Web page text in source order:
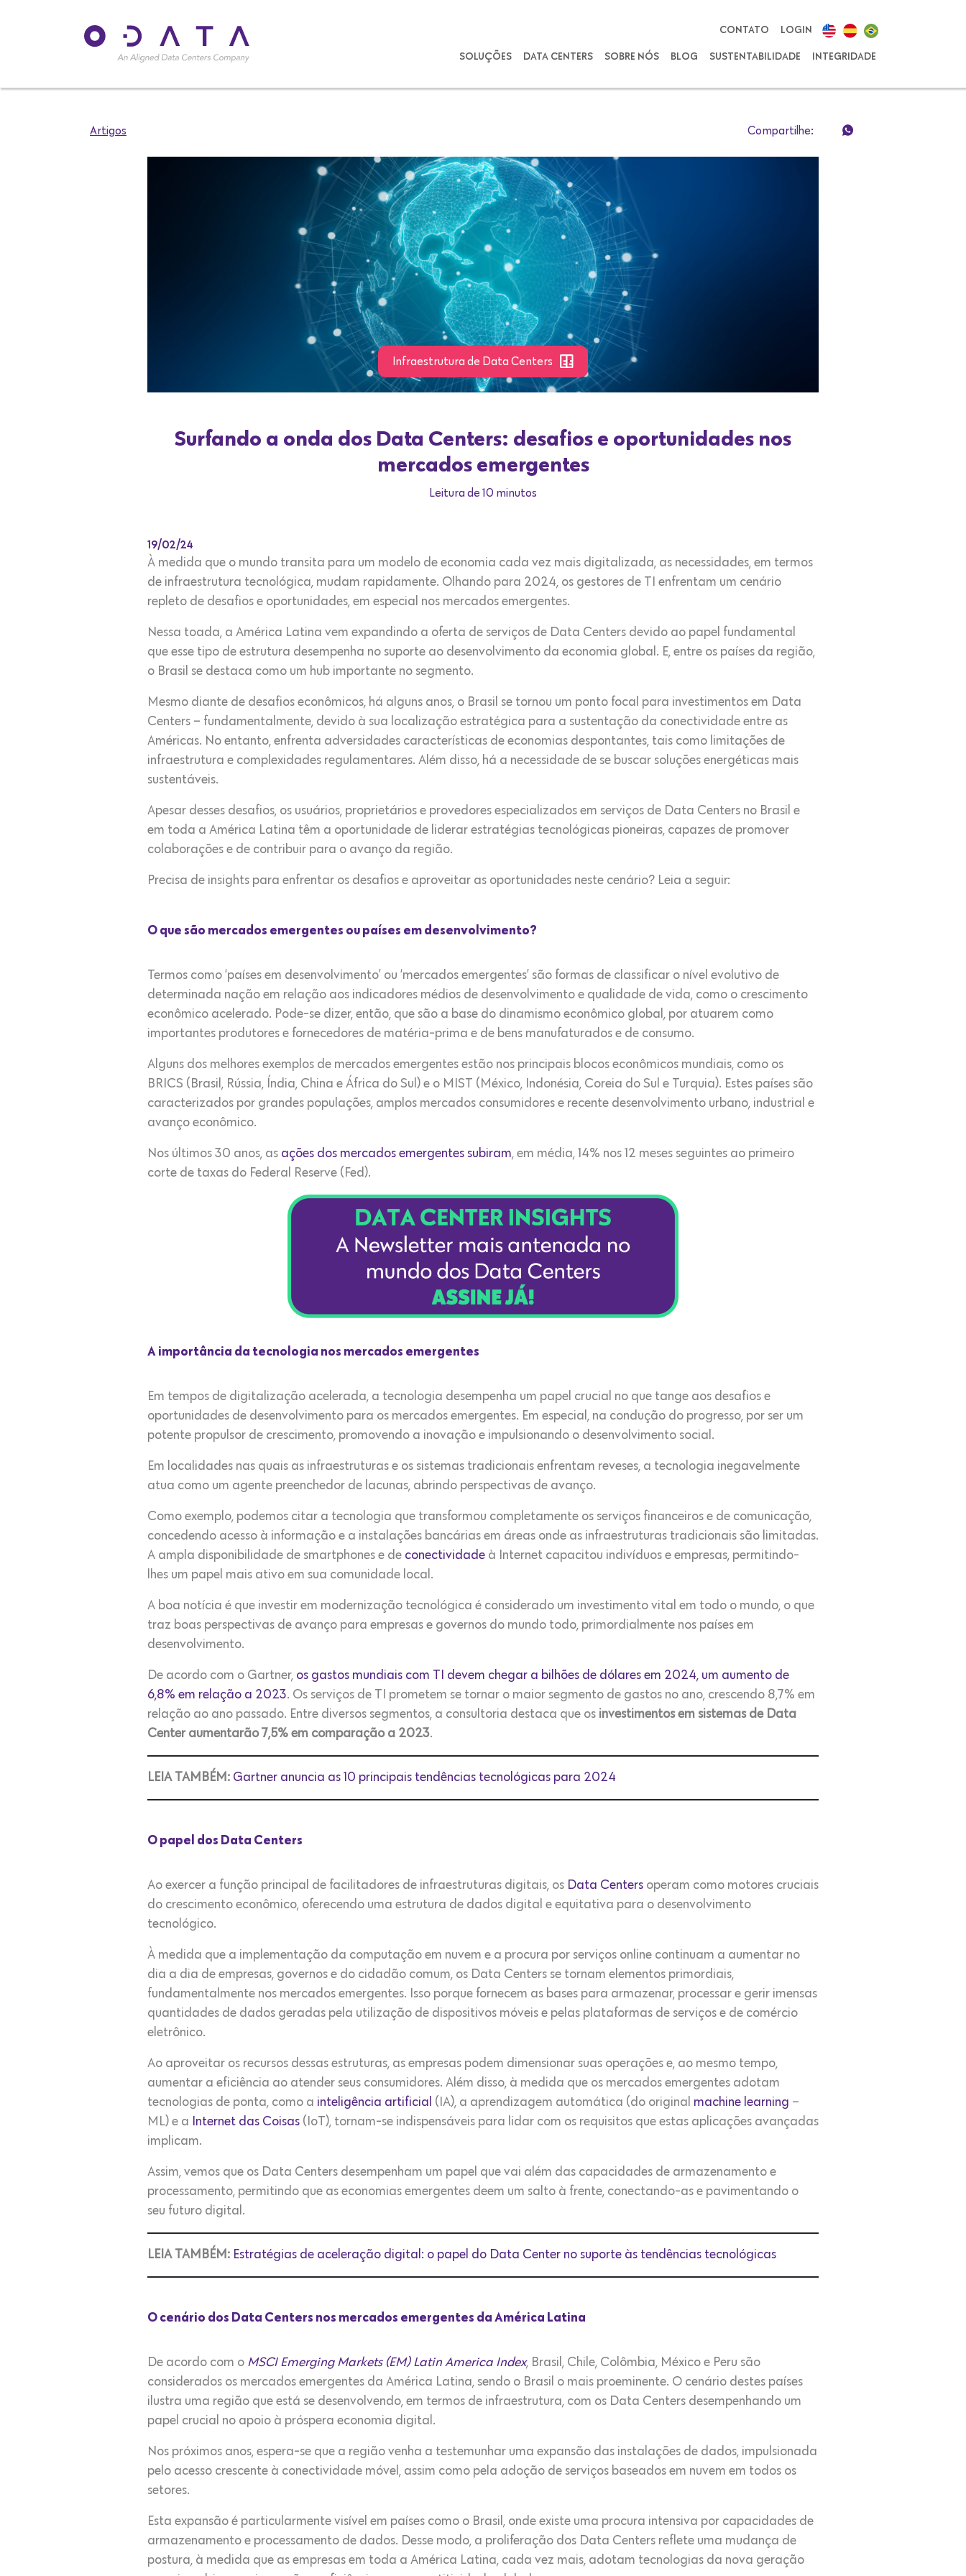
CONTATO LOGIN
SOLUÇÕES DATA CENTERS SOBRE NÓS BLOG SUSTENTABILIDADE INTEGRIDADE
Artigos Compartilhe:
Infraestrutura de Data Centers
Surfando a onda dos Data Centers: desafios e oportunidades nos
mercados emergentes
Leitura de 10 minutos
19/02/24
À medida que o mundo transita para um modelo de economia cada vez mais digitalizada, as necessidades, em termos
de infraestrutura tecnológica, mudam rapidamente. Olhando para 2024, os gestores de TI enfrentam um cenário
repleto de desafios e oportunidades, em especial nos mercados emergentes.
Nessa toada, a América Latina vem expandindo a oferta de serviços de Data Centers devido ao papel fundamental
que esse tipo de estrutura desempenha no suporte ao desenvolvimento da economia global. E, entre os países da região,
o Brasil se destaca como um hub importante no segmento.
Mesmo diante de desafios econômicos, há alguns anos, o Brasil se tornou um ponto focal para investimentos em Data
Centers – fundamentalmente, devido à sua localização estratégica para a sustentação da conectividade entre as
Américas. No entanto, enfrenta adversidades características de economias despontantes, tais como limitações de
infraestrutura e complexidades regulamentares. Além disso, há a necessidade de se buscar soluções energéticas mais
sustentáveis.
Apesar desses desafios, os usuários, proprietários e provedores especializados em serviços de Data Centers no Brasil e
em toda a América Latina têm a oportunidade de liderar estratégias tecnológicas pioneiras, capazes de promover
colaborações e de contribuir para o avanço da região.
Precisa de insights para enfrentar os desafios e aproveitar as oportunidades neste cenário? Leia a seguir:
O que são mercados emergentes ou países em desenvolvimento?
Termos como ‘países em desenvolvimento’ ou ‘mercados emergentes’ são formas de classificar o nível evolutivo de
determinada nação em relação aos indicadores médios de desenvolvimento e qualidade de vida, como o crescimento
econômico acelerado. Pode-se dizer, então, que são a base do dinamismo econômico global, por atuarem como
importantes produtores e fornecedores de matéria-prima e de bens manufaturados e de consumo.
Alguns dos melhores exemplos de mercados emergentes estão nos principais blocos econômicos mundiais, como os
BRICS (Brasil, Rússia, Índia, China e África do Sul) e o MIST (México, Indonésia, Coreia do Sul e Turquia). Estes países são
caracterizados por grandes populações, amplos mercados consumidores e recente desenvolvimento urbano, industrial e
avanço econômico.
Nos últimos 30 anos, as ações dos mercados emergentes subiram, em média, 14% nos 12 meses seguintes ao primeiro
corte de taxas do Federal Reserve (Fed).
A importância da tecnologia nos mercados emergentes
Em tempos de digitalização acelerada, a tecnologia desempenha um papel crucial no que tange aos desafios e
oportunidades de desenvolvimento para os mercados emergentes. Em especial, na condução do progresso, por ser um
potente propulsor de crescimento, promovendo a inovação e impulsionando o desenvolvimento social.
Em localidades nas quais as infraestruturas e os sistemas tradicionais enfrentam reveses, a tecnologia inegavelmente
atua como um agente preenchedor de lacunas, abrindo perspectivas de avanço.
Como exemplo, podemos citar a tecnologia que transformou completamente os serviços financeiros e de comunicação,
concedendo acesso à informação e a instalações bancárias em áreas onde as infraestruturas tradicionais são limitadas.
A ampla disponibilidade de smartphones e de conectividade à Internet capacitou indivíduos e empresas, permitindo-
lhes um papel mais ativo em sua comunidade local.
A boa notícia é que investir em modernização tecnológica é considerado um investimento vital em todo o mundo, o que
traz boas perspectivas de avanço para empresas e governos do mundo todo, primordialmente nos países em
desenvolvimento.
De acordo com o Gartner, os gastos mundiais com TI devem chegar a bilhões de dólares em 2024, um aumento de
6,8% em relação a 2023. Os serviços de TI prometem se tornar o maior segmento de gastos no ano, crescendo 8,7% em
relação ao ano passado. Entre diversos segmentos, a consultoria destaca que os investimentos em sistemas de Data
Center aumentarão 7,5% em comparação a 2023.
LEIA TAMBÉM: Gartner anuncia as 10 principais tendências tecnológicas para 2024
O papel dos Data Centers
Ao exercer a função principal de facilitadores de infraestruturas digitais, os Data Centers operam como motores cruciais
do crescimento econômico, oferecendo uma estrutura de dados digital e equitativa para o desenvolvimento
tecnológico.
À medida que a implementação da computação em nuvem e a procura por serviços online continuam a aumentar no
dia a dia de empresas, governos e do cidadão comum, os Data Centers se tornam elementos primordiais,
fundamentalmente nos mercados emergentes. Isso porque fornecem as bases para armazenar, processar e gerir imensas
quantidades de dados geradas pela utilização de dispositivos móveis e pelas plataformas de serviços e de comércio
eletrônico.
Ao aproveitar os recursos dessas estruturas, as empresas podem dimensionar suas operações e, ao mesmo tempo,
aumentar a eficiência ao atender seus consumidores. Além disso, à medida que os mercados emergentes adotam
tecnologias de ponta, como a inteligência artificial (IA), a aprendizagem automática (do original machine learning –
ML) e a
Internet das Coisas (IoT), tornam-se indispensáveis para lidar com os requisitos que estas aplicações avançadas
implicam.
Assim, vemos que os Data Centers desempenham um papel que vai além das capacidades de armazenamento e
processamento, permitindo que as economias emergentes deem um salto à frente, conectando-as e pavimentando o
seu futuro digital.
LEIA TAMBÉM: Estratégias de aceleração digital: o papel do Data Center no suporte às tendências tecnológicas
O cenário dos Data Centers nos mercados emergentes da América Latina
De acordo com o MSCI Emerging Markets (EM) Latin America Index, Brasil, Chile, Colômbia, México e Peru são
considerados os mercados emergentes da América Latina, sendo o Brasil o mais proeminente. O cenário destes países
ilustra uma região que está se desenvolvendo, em termos de infraestrutura, com os Data Centers desempenhando um
papel crucial no apoio à próspera economia digital.
Nos próximos anos, espera-se que a região venha a testemunhar uma expansão das instalações de dados, impulsionada
pelo acesso crescente à conectividade móvel, assim como pela adoção de serviços baseados em nuvem em todos os
setores.
Esta expansão é particularmente visível em países como o Brasil, onde existe uma procura intensiva por capacidades de
armazenamento e processamento de dados. Desse modo, a proliferação dos Data Centers reflete uma mudança de
postura, à medida que as empresas em toda a América Latina, cada vez mais, adotam tecnologias da nova geração